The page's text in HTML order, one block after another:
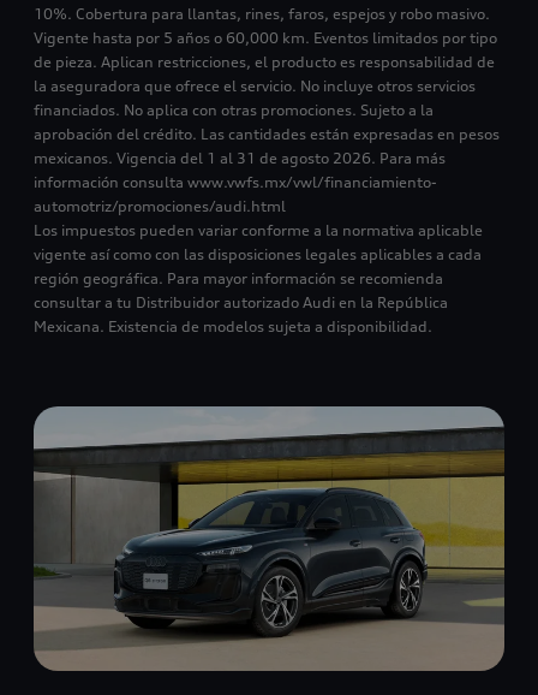
10%. Cobertura para llantas, rines, faros, espejos y robo masivo.
Vigente hasta por 5 años o 60,000 km. Eventos limitados por tipo
de pieza. Aplican restricciones, el producto es responsabilidad de
la aseguradora que ofrece el servicio. No incluye otros servicios
financiados. No aplica con otras promociones. Sujeto a la
aprobación del crédito. Las cantidades están expresadas en pesos
mexicanos. Vigencia del 1 al 31 de agosto 2026. Para más
información consulta www.vwfs.mx/vwl/financiamiento-
automotriz/promociones/audi.html
Los impuestos pueden variar conforme a la normativa aplicable
vigente así como con las disposiciones legales aplicables a cada
región geográfica. Para mayor información se recomienda
consultar a tu Distribuidor autorizado Audi en la República
Mexicana. Existencia de modelos sujeta a disponibilidad.